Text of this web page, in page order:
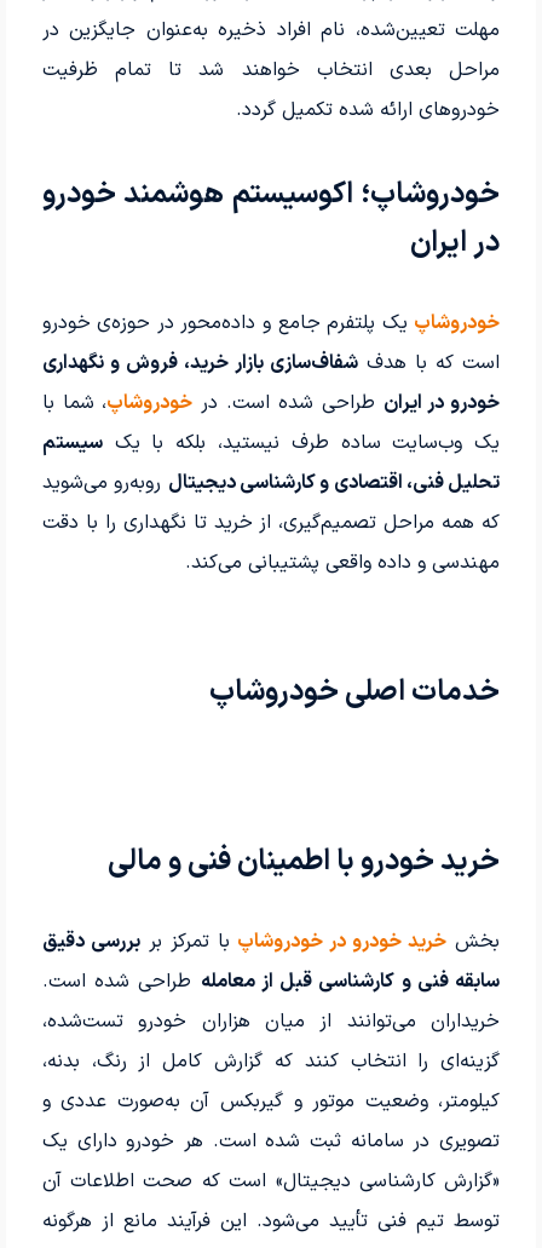
مهلت تعیین‌شده، نام افراد ذخیره به‌عنوان جایگزین در
مراحل بعدی انتخاب خواهند شد تا تمام ظرفیت
خودروهای ارائه شده تکمیل گردد.
خودروشاپ؛ اکوسیستم هوشمند خودرو
در ایران
خودروشاپ یک پلتفرم جامع و داده‌محور در حوزه‌ی خودرو
است که با هدف شفاف‌سازی بازار خرید، فروش و نگهداری
خودرو در ایران طراحی شده است. در خودروشاپ، شما با
یک وب‌سایت ساده طرف نیستید، بلکه با یکسیستم
تحلیل فنی، اقتصادی و کارشناسی دیجیتال روبه‌رو می‌شوید
که همه مراحل تصمیم‌گیری، از خرید تا نگهداری را با دقت
مهندسی و داده واقعی پشتیبانی می‌کند.
خدمات اصلی خودروشاپ
خرید خودرو با اطمینان فنی و مالی
بخش خرید خودرو در خودروشاپ با تمرکز بربررسی دقیق
سابقه فنی و کارشناسی قبل از معامله طراحی شده است.
خریداران می‌توانند از میان هزاران خودرو تست‌شده،
گزینه‌ای را انتخاب کنند که گزارش کامل از رنگ، بدنه،
کیلومتر، وضعیت موتور و گیربکس آن به‌صورت عددی و
تصویری در سامانه ثبت شده است. هر خودرو دارای یک
«گزارش کارشناسی دیجیتال» است که صحت اطلاعات آن
توسط تیم فنی تأیید می‌شود. این فرآیند مانع از هرگونه